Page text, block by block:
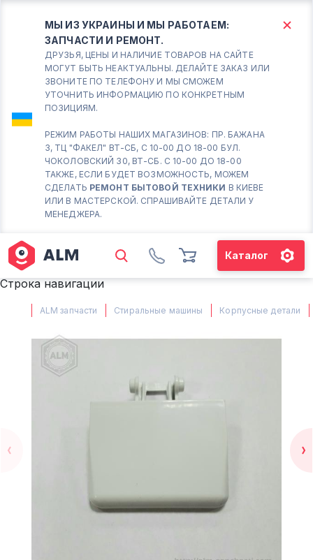
МЫ ИЗ УКРАИНЫ И МЫ РАБОТАЕМ:
ЗАПЧАСТИ И РЕМОНТ.
ДРУЗЬЯ, ЦЕНЫ И НАЛИЧИЕ ТОВАРОВ НА САЙТЕ
МОГУТ БЫТЬ НЕАКТУАЛЬНЫ. ДЕЛАЙТЕ ЗАКАЗ ИЛИ
ЗВОНИТЕ ПО ТЕЛЕФОНУ И МЫ СМОЖЕМ
УТОЧНИТЬ ИНФОРМАЦИЮ ПО КОНКРЕТНЫМ
ПОЗИЦИЯМ.
РЕЖИМ РАБОТЫ НАШИХ МАГАЗИНОВ: ПР. БАЖАНА
3, ТЦ "ФАКЕЛ" ВТ-СБ, С 10-00 ДО 18-00 БУЛ.
ЧОКОЛОВСКИЙ 30, ВТ-СБ. С 10-00 ДО 18-00
ТАКЖЕ, ЕСЛИ БУДЕТ ВОЗМОЖНОСТЬ, МОЖЕМ
СДЕЛАТЬ РЕМОНТ БЫТОВОЙ ТЕХНИКИ В КИЕВЕ
ИЛИ В МАСТЕРСКОЙ. СПРАШИВАЙТЕ ДЕТАЛИ У
МЕНЕДЖЕРА.
Каталог
КИЕВ БОРИСПОЛЬ
Вт.- Сб.
10:00 - 18:00
Соломенский район - ВТ-
СБ. с 10-00 до 18-00
(098) 672 76 42
(063) 722 37 14
М. ХАРЬКОВСКАЯ - ВТ-СБ, С
10-00 ДО 18-00
(063) 527 27 00
Строка навигации
ALM запчасти Стиральные машины Корпусные детали